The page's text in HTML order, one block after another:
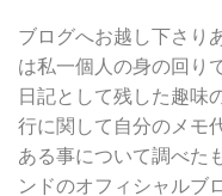
ブログへお越し下さり
は私一個人の身の回り
日記として残した趣味
行に関して自分のメモ
ある事について調べた
ンドのオフィシャルブ